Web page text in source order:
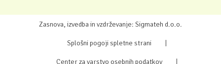
Zasnova, izvedba in vzdrževanje: Sigmateh d.o.o.
Splošni pogoji spletne strani |
Center za varstvo osebnih podatkov |